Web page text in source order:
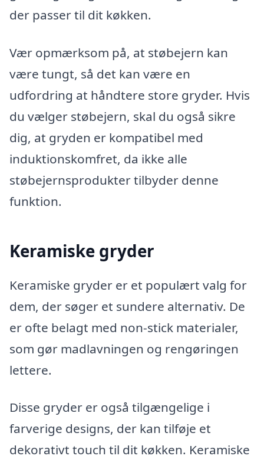
der passer til dit køkken.
Vær opmærksom på, at støbejern kan
være tungt, så det kan være en
udfordring at håndtere store gryder. Hvis
du vælger støbejern, skal du også sikre
dig, at gryden er kompatibel med
induktionskomfret, da ikke alle
støbejernsprodukter tilbyder denne
funktion.
Keramiske gryder
Keramiske gryder er et populært valg for
dem, der søger et sundere alternativ. De
er ofte belagt med non-stick materialer,
som gør madlavningen og rengøringen
lettere.
Disse gryder er også tilgængelige i
farverige designs, der kan tilføje et
dekorativt touch til dit køkken. Keramiske